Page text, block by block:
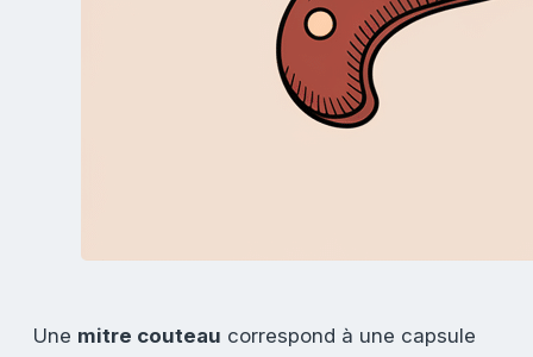
Une mitre couteau correspond à une capsule